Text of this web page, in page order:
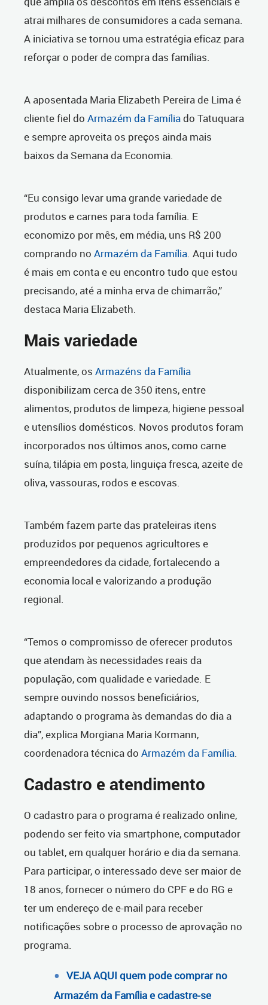
atrai milhares de consumidores a cada semana.
A iniciativa se tornou uma estratégia eficaz para
reforçar o poder de compra das famílias.
A aposentada Maria Elizabeth Pereira de Lima é
cliente fiel do Armazém da Famíliado Tatuquara
e sempre aproveita os preços ainda mais
baixos da Semana da Economia.
“Eu consigo levar uma grande variedade de
produtos e carnes para toda família. E
economizo por mês, em média, uns R$ 200
comprando no Armazém da Família. Aqui tudo
é mais em conta e eu encontro tudo que estou
precisando, até a minha erva de chimarrão,”
destaca Maria Elizabeth.
Mais variedade
Atualmente, os Armazéns da Família
disponibilizam cerca de 350 itens, entre
alimentos, produtos de limpeza, higiene pessoal
e utensílios domésticos. Novos produtos foram
incorporados nos últimos anos, como carne
suína, tilápia em posta, linguiça fresca, azeite de
oliva, vassouras, rodos e escovas.
Também fazem parte das prateleiras itens
produzidos por pequenos agricultores e
empreendedores da cidade, fortalecendo a
economia local e valorizando a produção
regional.
“Temos o compromisso de oferecer produtos
que atendam às necessidades reais da
população, com qualidade e variedade. E
sempre ouvindo nossos beneficiários,
adaptando o programa às demandas do dia a
dia”, explica Morgiana Maria Kormann,
coordenadora técnica do Armazém da Família.
Cadastro e atendimento
O cadastro para o programa é realizado online,
podendo ser feito via smartphone, computador
ou tablet, em qualquer horário e dia da semana.
Para participar, o interessado deve ser maior de
18 anos, fornecer o número do CPF e do RG e
ter um endereço de e-mail para receber
notificações sobre o processo de aprovação no
programa.
VEJA AQUI quem pode comprar no
Armazém da Família e cadastre-se